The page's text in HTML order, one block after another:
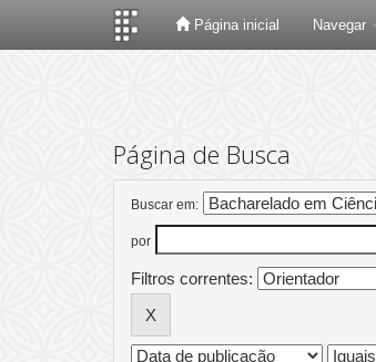
Página inicial Navegar
Página de Busca
Buscar em:
por
Filtros correntes: